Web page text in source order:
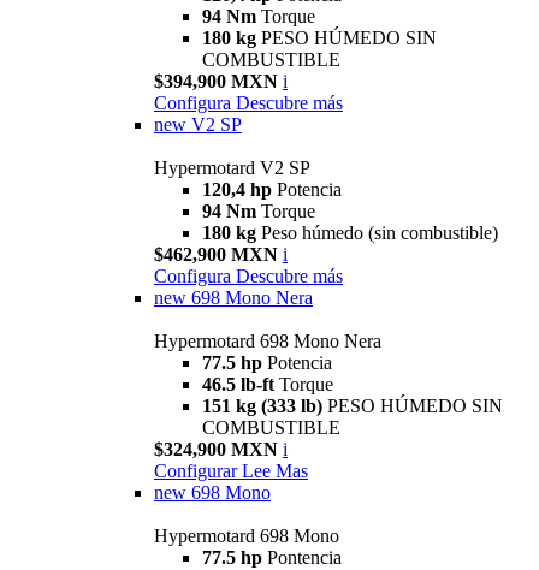
94 Nm Torque
180 kg PESO HÚMEDO SIN
COMBUSTIBLE
$394,900 MXN i
Configura Descubre más
new V2 SP
Hypermotard V2 SP
120,4 hp Potencia
94 Nm Torque
180 kg Peso húmedo (sin combustible)
$462,900 MXN i
Configura Descubre más
new 698 Mono Nera
Hypermotard 698 Mono Nera
77.5 hp Potencia
46.5 lb-ft Torque
151 kg (333 lb) PESO HÚMEDO SIN
COMBUSTIBLE
$324,900 MXN i
Configurar Lee Mas
new 698 Mono
Hypermotard 698 Mono
77.5 hp Pontencia